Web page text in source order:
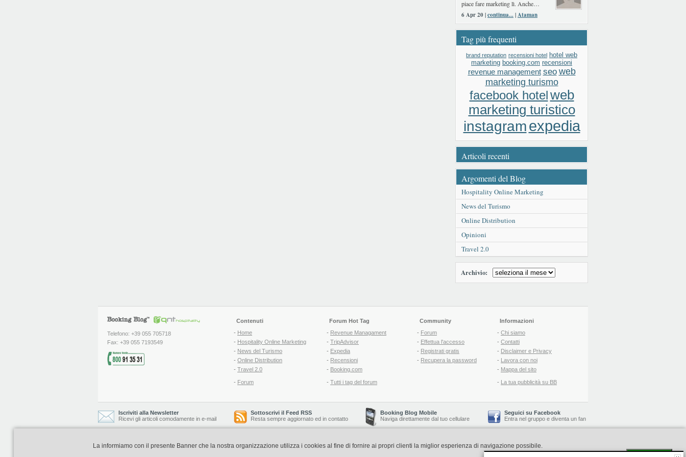
piace fare marketing lì. Anche…
6 Apr 20 |continua...|Ataman
Tag più frequenti
brand reputation recensioni hotel hotel web
marketing booking.com recensioni
revenue management seo web
marketing turismo
facebook hotelweb
marketing turistico
instagramexpedia
Articoli recenti
Argomenti del Blog
Hospitality Online Marketing
News del Turismo
Online Distribution
Opinioni
Travel 2.0
Archivio:
Telefono: +39 055 705718
Fax: +39 055 7193549
Contenuti
- Home
- Hospitality Online Marketing
- News del Turismo
- Online Distribution
- Travel 2.0
- Forum
Forum Hot Tag
- Revenue Managament
- TripAdvisor
- Expedia
- Recensioni
- Booking.com
- Tutti i tag del forum
Community
- Forum
- Effettua l'accesso
- Registrati gratis
- Recupera la password
Informazioni
- Chi siamo
- Contatti
- Disclaimer e Privacy
- Lavora con noi
- Mappa del sito
- La tua pubblicità su BB
Iscriviti alla Newsletter
Ricevi gli articoli comodamente in e-mail
Sottoscrivi il Feed RSS
Resta sempre aggiornato ed in contatto
Booking Blog Mobile
Naviga direttamente dal tuo cellulare
Seguici su Facebook
Entra nel gruppo e diventa un fan
Booking Blog è realizzato e curato da Copyright © 2006-2026 QNT S.r.l. Socio Unico -www.qnt.it-Booking Blog™ -Il blog del Web Marketing Turistico
La informiamo con il presente Banner che la nostra organizzazione utilizza i cookies al fine di fornire ai propri clienti la miglior esperienza di navigazione possibile.